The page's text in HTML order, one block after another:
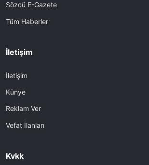
Sözcü E-Gazete
Tüm Haberler
İletişim
İletişim
Künye
Reklam Ver
Vefat İlanları
Kvkk